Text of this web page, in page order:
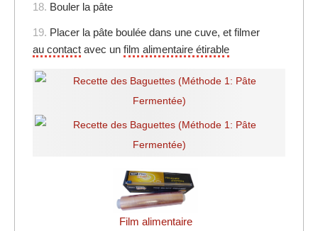
18. Bouler la pâte
19. Placer la pâte boulée dans une cuve, et filmer
au contact avec un film alimentaire étirable
Film alimentaire